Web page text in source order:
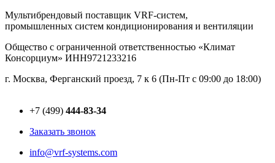
Перейти
к
Мультибрендовый поставщик VRF-cистем,
промышленных систем кондиционирования и вентиляции
Общество с ограниченной ответственностью «Климат
Консорциум» ИНН9721233216
г. Москва, Ферганский проезд, 7 к 6 (Пн-Пт с 09:00 до 18:00)
+7 (499) 444-83-34
Заказать звонок
info@vrf-systems.com